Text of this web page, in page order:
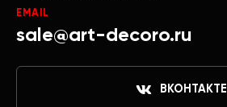
EMAIL
sale@art-decoro.ru
ВКОНТАКТЕ